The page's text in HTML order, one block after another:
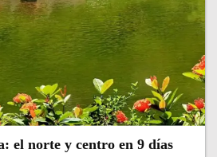
el norte y centro en 9 días